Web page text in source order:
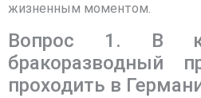
жизненным моментом.
Вопрос 1. В
бракоразводный
проходить в